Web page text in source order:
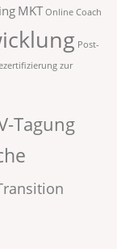
MKT Online Coach
Post-
zur
Tagung